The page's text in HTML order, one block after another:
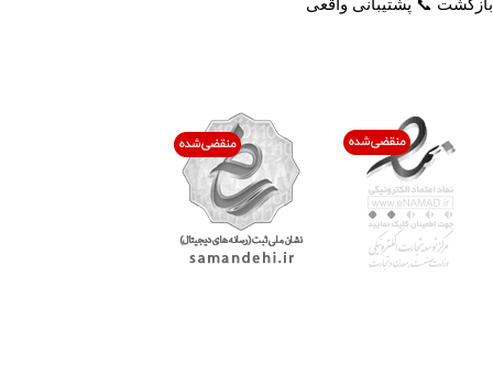
بازگشت 📞 پشتیبانی واقعی